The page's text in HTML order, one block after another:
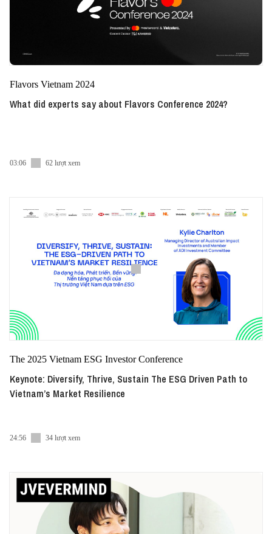
Flavors Vietnam 2024
What did experts say about Flavors Conference 2024?
03:06 62 lượt xem
The 2025 Vietnam ESG Investor Conference
Keynote: Diversify, Thrive, Sustain The ESG Driven Path to
Vietnam’s Market Resilience
24:56 34 lượt xem